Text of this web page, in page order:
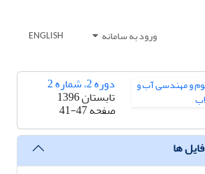
ورود به سامانه ENGLISH
دوره 2، شماره 2
تابستان 1396
صفحه41-47
فایل ها